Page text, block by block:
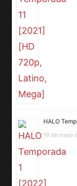
HALO
19 de mayo